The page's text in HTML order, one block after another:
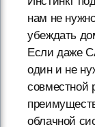
нам не
убеждать
Если даже
один и не
совместной
облачной